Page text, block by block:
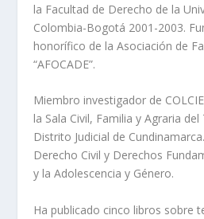
la Facultad de Derecho de la
Colombia-Bogotá 2001-2003.
honorífico de la Asociación de
“AFOCADE”.
Miembro investigador de
la Sala Civil, Familia y Agraria
Distrito Judicial de
Derecho Civil y Derechos
y la Adolescencia y Género.
Ha publicado cinco libros sobre